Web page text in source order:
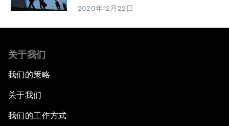
2020年12月22日
关于我们
我们的策略
关于我们
我们的工作方式